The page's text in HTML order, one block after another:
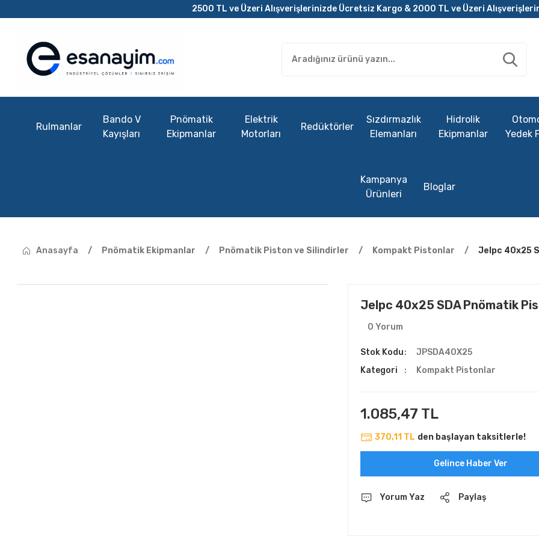
2500 TL ve Üzeri Alışverişlerinizde Ücretsiz Kargo & 2000 TL ve Üzeri
Rulmanlar
Bando V
Kayışları
Pnömatik
Ekipmanlar
Elektrik
Motorları
Redüktörler
Sızdırmazlık
Elemanları
Hidrolik
Ekipmanlar
Yedek
Kampanya
Ürünleri
Bloglar
Anasayfa Pnömatik Ekipmanlar Pnömatik Piston ve Silindirler Kompakt Pistonlar Jelpc 40x25
Jelpc 40x25 SDA Pnömatik
0 Yorum
Stok Kodu
JPSDA40X25
Kategori
Kompakt Pistonlar
1.085,47 TL
370,11 TL den başlayan taksitlerle!
Gelince Haber Ver
Yorum Yaz Paylaş